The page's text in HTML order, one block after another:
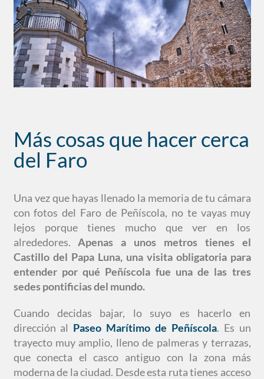
Más cosas que hacer cerca
del Faro
Una vez que hayas llenado la memoria de tu cámara
con fotos del Faro de Peñíscola, no te vayas muy
lejos porque tienes mucho que ver en los
alrededores.Apenas a unos metros tienes el
Castillo del Papa Luna, una visita obligatoria para
entender por qué Peñíscola fue una de las tres
sedes pontificias del mundo.
Cuando decidas bajar, lo suyo es hacerlo en
dirección al Paseo Marítimo de Peñíscola. Es un
trayecto muy amplio, lleno de palmeras y terrazas,
que conecta el casco antiguo con la zona más
moderna de la ciudad. Desde esta ruta tienes acceso